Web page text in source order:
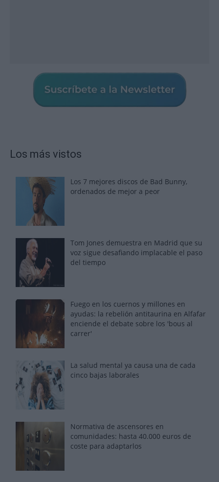
Los más vistos
Los 7 mejores discos de Bad Bunny,
ordenados de mejor a peor
Tom Jones demuestra en Madrid que su
voz sigue desafiando implacable el paso
del tiempo
Fuego en los cuernos y millones en
ayudas: la rebelión antitaurina en Alfafar
enciende el debate sobre los 'bous al
carrer'
La salud mental ya causa una de cada
cinco bajas laborales
Normativa de ascensores en
comunidades: hasta 40.000 euros de
coste para adaptarlos